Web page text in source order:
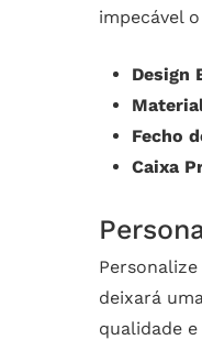
impecável
Design
Fecho
Caixa
deixará
qualidade